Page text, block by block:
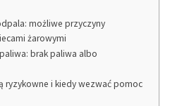
możliwe przyczyny
żarowymi
brak paliwa albo
ryzykowne i kiedy wezwać pomoc